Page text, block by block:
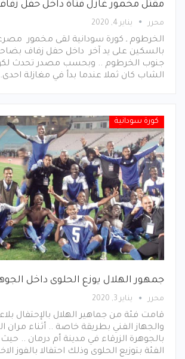
مقتل مخمور غازل فتاة داخل حفل
محرر يناير 4, 2020
الخرطوم ـ كورة سودانية لقى مخمور
بالسكين على يد آخر داخل حفل زفاف
جنوب الخرطوم .. وبحسب مصدر تحدث
الشاب كان ثملا عندما بدأ في مغازلة
كورة سودانية
جمهور الهلال يوزع الحلوى داخل
محرر يناير 3, 2020
قامت فئة من جماهير الهلال بالإحتفال
والجهاز الفني بطريقة خاصة .. أثناء مران
بالجوهرة الزرقاء في مدينة أم درمان ..
الفئة بتوزيع الحلوى وذلك احتفالا بالفوز